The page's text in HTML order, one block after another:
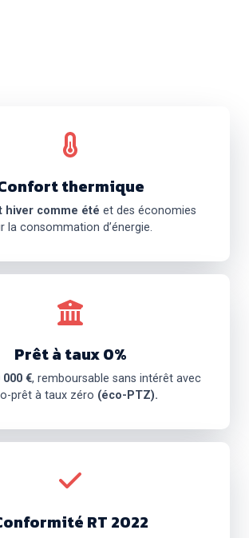
thermique
hiver comme été et des économies
la consommation d’énergie.
Prêt à taux 0%
€, remboursable sans intérêt avec
prêt à taux zéro (éco-PTZ).
RT 2022